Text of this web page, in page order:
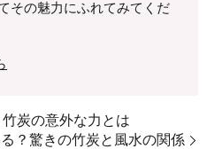
その魅力にふれてみてくだ
炭の意外な力とは
？驚きの竹炭と風水の関係